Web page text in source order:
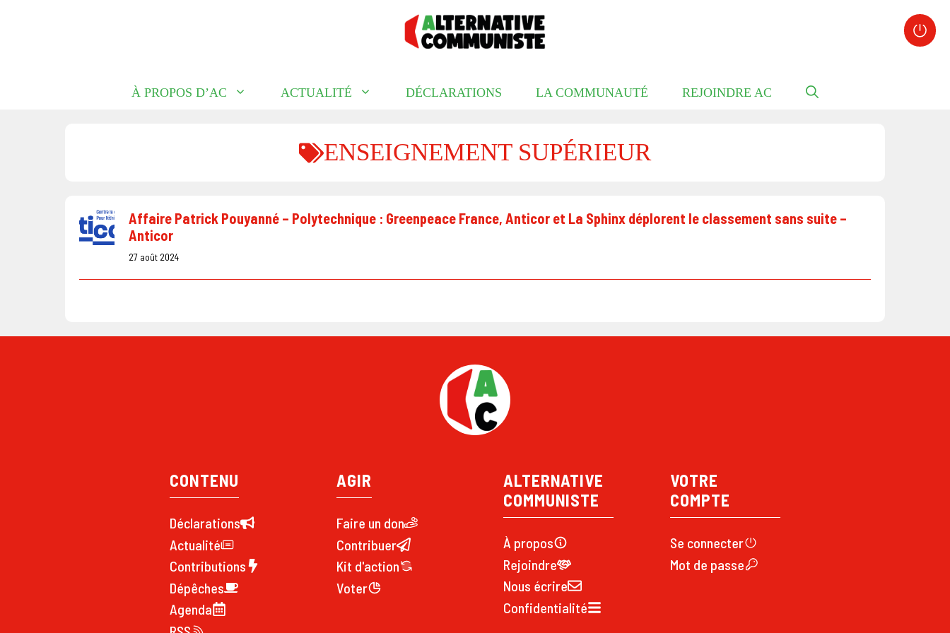
À PROPOS D’AC ACTUALITÉ DÉCLARATIONS LA COMMUNAUTÉ REJOINDRE AC
ENSEIGNEMENT SUPÉRIEUR
Affaire Patrick Pouyanné – Polytechnique : Greenpeace France, Anticor et La Sphinx déplorent le classement sans suite –
Anticor
27 août 2024
CONTENU
Déclarations
Actualité
Contributions
Dépêches
Agenda
AGIR
Faire un don
Contribuer
Kit d'action
Voter
ALTERNATIVE
COMMUNISTE
À propos
Rejoindre
Nous écrire
Confidentialité
VOTRE
COMPTE
Se connecter
Mot de passe